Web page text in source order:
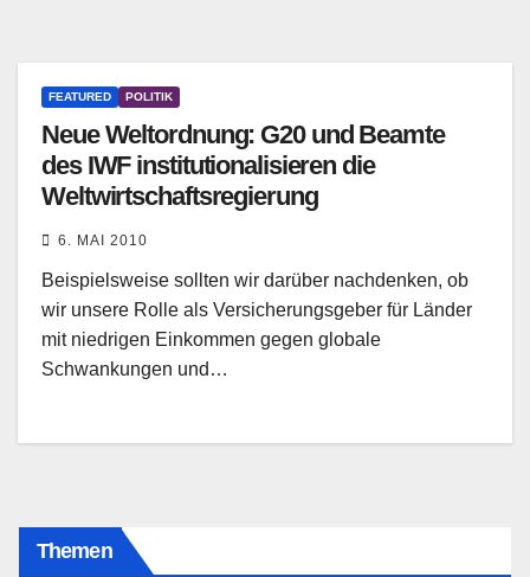
FEATURED POLITIK
Neue Weltordnung: G20 und Beamte
des IWF institutionalisieren die
Weltwirtschaftsregierung
6. MAI 2010
Beispielsweise sollten wir darüber nachdenken, ob
wir unsere Rolle als Versicherungsgeber für Länder
mit niedrigen Einkommen gegen globale
Schwankungen und…
Themen